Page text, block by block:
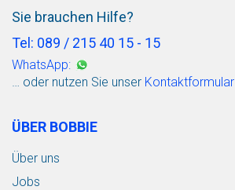
Sie brauchen Hilfe?
Tel: 089 / 215 40 15 - 15
WhatsApp:
… oder nutzen Sie unser Kontaktformular
ÜBER BOBBIE
Über uns
Jobs